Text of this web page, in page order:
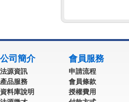
公司簡介
法源資訊
產品服務
資料庫說明
會員服務
申請流程
會員條款
授權費用